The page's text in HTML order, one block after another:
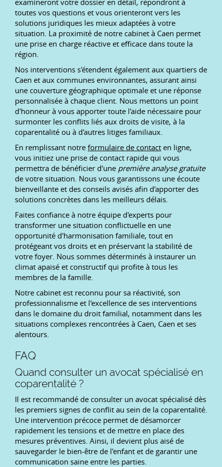
examineront votre dossier en détail, répondront à
toutes vos questions et vous orienteront vers les
solutions juridiques les mieux adaptées à votre
situation. La proximité de notre cabinet à Caen permet
une prise en charge réactive et efficace dans toute la
région.
Nos interventions s'étendent également aux quartiers de
Caen et aux communes environnantes, assurant ainsi
une couverture géographique optimale et une réponse
personnalisée à chaque client. Nous mettons un point
d'honneur à vous apporter toute l'aide nécessaire pour
surmonter les conflits liés aux droits de visite, à la
coparentalité ou à d'autres litiges familiaux.
En remplissant notre formulaire de contact en ligne,
vous initiez une prise de contact rapide qui vous
permettra de bénéficier d'une première analyse gratuite
de votre situation. Nous vous garantissons une écoute
bienveillante et des conseils avisés afin d'apporter des
solutions concrètes dans les meilleurs délais.
Faites confiance à notre équipe d'experts pour
transformer une situation conflictuelle en une
opportunité d'harmonisation familiale, tout en
protégeant vos droits et en préservant la stabilité de
votre foyer. Nous sommes déterminés à instaurer un
climat apaisé et constructif qui profite à tous les
membres de la famille.
Notre cabinet est reconnu pour sa réactivité, son
professionnalisme et l'excellence de ses interventions
dans le domaine du droit familial, notamment dans les
situations complexes rencontrées à Caen, Caen et ses
alentours.
FAQ
Quand consulter un avocat spécialisé en
coparentalité ?
Il est recommandé de consulter un avocat spécialisé dès
les premiers signes de conflit au sein de la coparentalité.
Une intervention précoce permet de désamorcer
rapidement les tensions et de mettre en place des
mesures préventives. Ainsi, il devient plus aisé de
sauvegarder le bien-être de l'enfant et de garantir une
communication saine entre les parties.